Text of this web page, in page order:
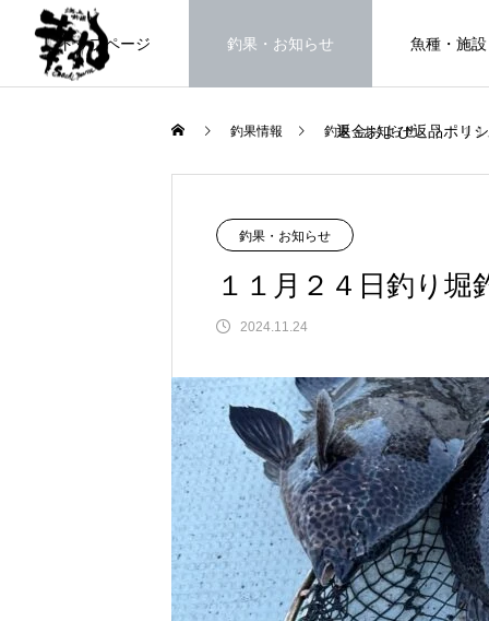
トップページ 釣果・お知らせ 魚種・施設
返金および返品ポリ
高知県唯一の海上釣堀。さぁ釣りま
れ！！
FEATURE
自分だけのエサを作ってみよう。
釣果情報 釣果・お知らせ １
釣果・お知らせ
１１月２４日釣り堀
2024.11.24